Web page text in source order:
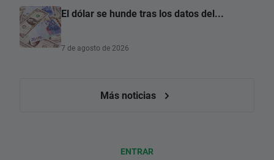
El dólar se hunde tras los datos del...
7 de agosto de 2026
Más noticias
ENTRAR